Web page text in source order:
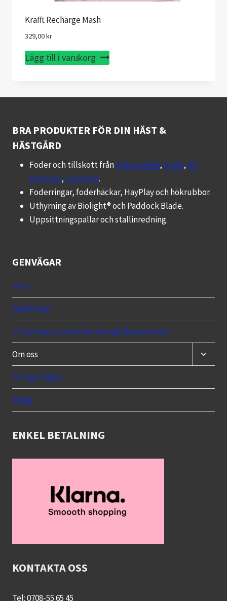
Krafft Recharge Mash
329,00kr
Lägg till i varukorg
BRA PRODUKTER FÖR DIN HÄST &
HÄSTGÅRD
Foder och tillskott frånFriska Leder, Krafft, RS
Mustang, Swedfed.
Foderringar, foderhäckar, HayPlay och hökrubbor.
Uthyrning av Biolight® och Paddock Blade.
Uppsittningspallar och stallinredning.
GENVÄGAR
Hem
Webbshop
Uthyrning av praktiska hästgårdsprodukter
Om oss
Toggle
child
Vanliga frågor
Blogg
ENKEL BETALNING
KONTAKTA OSS
Tel: 0708-55 65 45